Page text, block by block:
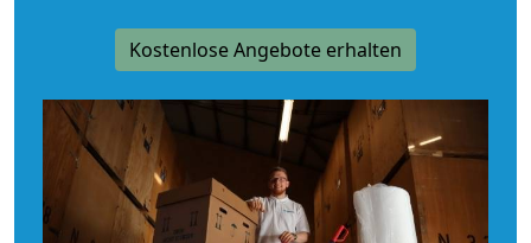
Kostenlose Angebote erhalten